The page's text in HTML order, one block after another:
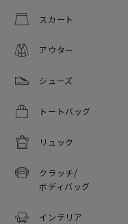
スカート
アウター
シューズ
トートバッグ
リュック
クラッチ/
ボディバッグ
インテリア